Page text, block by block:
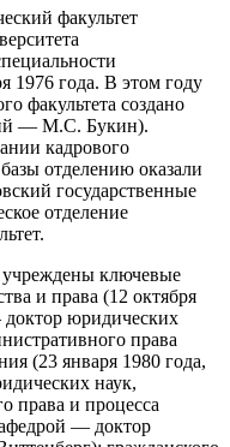
факультет
1976 года. В этом году
факультета создано
— М.С. Букин).
кадрового
отделению оказали
государственные
отделение
учреждены ключевые
и права (12 октября
юридических
права
(23 января 1980 года,
наук,
права и процесса
— доктор